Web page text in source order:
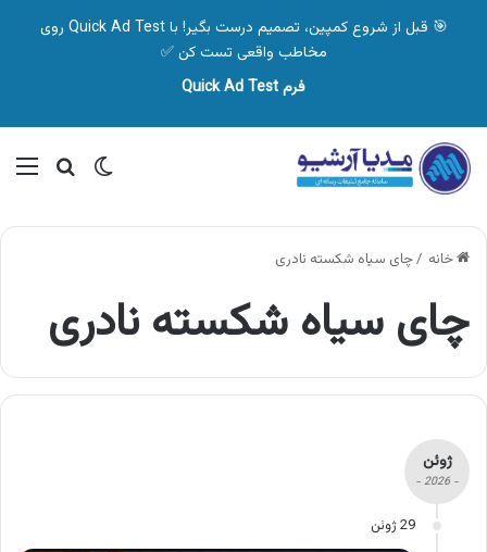
🎯 قبل از شروع کمپین، تصمیم درست بگیر! با Quick Ad Test روی
مخاطب واقعی تست کن ✅
فرم Quick Ad Test
تغییر پوسته
خانه /چای سیاه شکسته نادری
چای سیاه شکسته نادری
ژوئن
- 2026 -
29 ژوئن